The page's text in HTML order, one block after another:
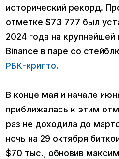
исторический рекорд.
отметке $73 777 был
2024 года на
Binance в паре со
РБК-крипто.
В конце мая и начале
приближалась к этим
раз не доходила до
ночь на 29 октября
$70 тыс., обновив